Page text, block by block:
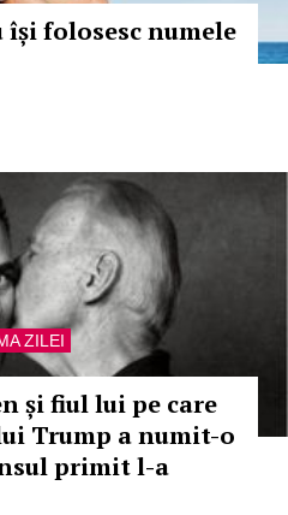
își folosesc numele
ZILEI
și fiul lui pe care
Trump a numit-o
primit l-a